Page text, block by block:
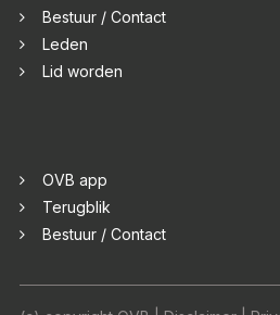
Bestuur / Contact
Leden
Lid worden
OVB app
Terugblik
Bestuur / Contact